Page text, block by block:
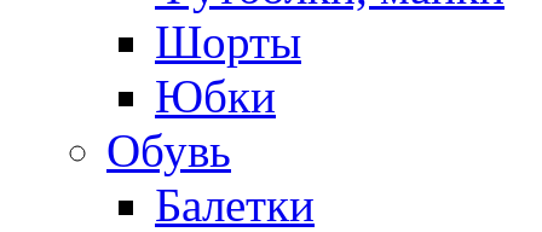
Шорты
Юбки
Обувь
Балетки